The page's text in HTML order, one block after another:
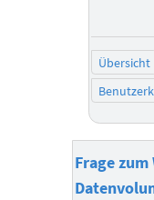
Übersicht
Frage